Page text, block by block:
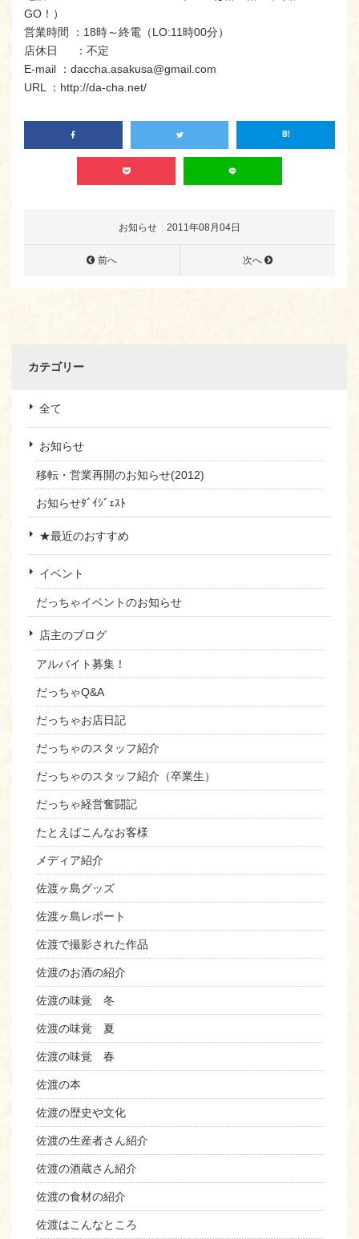
GO！）
営業時間 ：18時～終電（LO:11時00分）
店休日 ：不定
E-mail ：daccha.asakusa@gmail.com
URL ：http://da-cha.net/
お知らせ 2011年08月04日
前へ 次へ
カテゴリー
全て
お知らせ
移転・営業再開のお知らせ(2012)
お知らせﾀﾞｲｼﾞｪｽﾄ
★最近のおすすめ
イベント
だっちゃイベントのお知らせ
店主のブログ
アルバイト募集！
だっちゃQ&A
だっちゃお店日記
だっちゃのスタッフ紹介
だっちゃのスタッフ紹介（卒業生）
だっちゃ経営奮闘記
たとえばこんなお客様
メディア紹介
佐渡ヶ島グッズ
佐渡ヶ島レポート
佐渡で撮影された作品
佐渡のお酒の紹介
佐渡の味覚 冬
佐渡の味覚 夏
佐渡の味覚 春
佐渡の本
佐渡の歴史や文化
佐渡の生産者さん紹介
佐渡の酒蔵さん紹介
佐渡の食材の紹介
佐渡はこんなところ